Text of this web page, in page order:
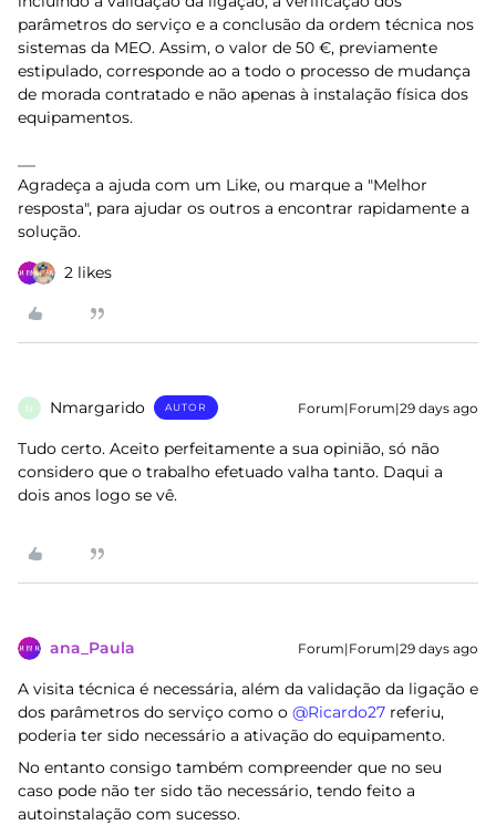
parâmetros do serviço e a conclusão da ordem técnica nos
sistemas da MEO. Assim, o valor de 50 €, previamente
estipulado, corresponde ao a todo o processo de mudança
de morada contratado e não apenas à instalação física dos
equipamentos.
Agradeça a ajuda com um Like, ou marque a "Melhor
resposta", para ajudar os outros a encontrar rapidamente a
solução.
2 likes
N Nmargarido AUTOR Forum|Forum|29 days ago
Tudo certo. Aceito perfeitamente a sua opinião, só não
considero que o trabalho efetuado valha tanto. Daqui a
dois anos logo se vê.
ana_Paula Forum|Forum|29 days ago
A visita técnica é necessária, além da validação da ligação e
dos parâmetros do serviço como o ​ @Ricardo27 referiu,
poderia ter sido necessário a ativação do equipamento.
No entanto consigo também compreender que no seu
caso pode não ter sido tão necessário, tendo feito a
autoinstalação com sucesso.